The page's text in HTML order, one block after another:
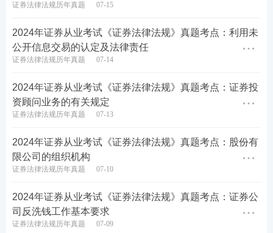
热点推荐>>【证券备考资料下载 】【 新
考点集训>>【60s高频考点速记 】【
高频知识点打
卡】【答题闯关赢奖品
疯狂刷题>>【233网校APP下载】【 历年真题在线
刷】【模拟考试系统】
证券法律法规历年真题 07-15
2024年证券从业考试《证券法律法规》真题考点：利用未
公开信息交易的认定及法律责任
证券法律法规历年真题 07-14
2024年证券从业考试《证券法律法规》真题考点：证券投
资顾问业务的有关规定
证券法律法规历年真题 07-13
2024年证券从业考试《证券法律法规》真题考点：股份有
限公司的组织机构
证券法律法规历年真题 07-10
2024年证券从业考试《证券法律法规》真题考点：证券公
司反洗钱工作基本要求
证券法律法规历年真题 07-09